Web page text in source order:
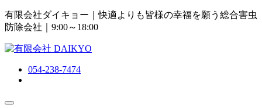
有限会社ダイキョー｜快適よりも皆様の幸福を願う総合害虫
防除会社 ｜9:00～18:00
054-238-7474